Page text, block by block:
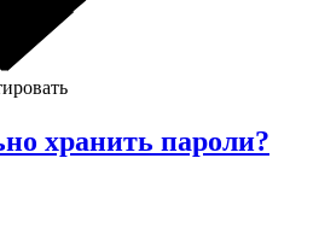
хранить пароли?